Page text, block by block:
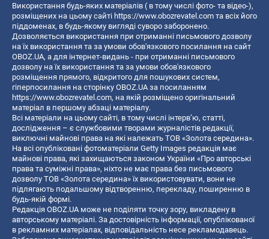
Використання будь-яких матеріалів ( в тому числі фото- та відео-),
розміщених на цьому сайті https://www.obozrevatel.com та всіх його
піддоменах, в будь-якому вигляді суворо заборонено.
Дозволяється використання при отриманні письмового дозволу
на їх використання та за умови обов'язкового посилання на сайт
OBOZ.UA, а для інтернет-видань - при отриманні письмового
дозволу на їх використання та за умови обов'язкового
розміщення прямого, відкритого для пошукових систем,
гіперпосилання на сторінку OBOZ.UA за посиланням
https://www.obozrevatel.com, на якій розміщено оригінальний
матеріал в першому абзаці матеріалу.
Всі матеріали на цьому сайті, в тому числі інтерв’ю, статті,
дослідження – є службовими творами журналістів редакції,
виключні майнові права на які належать ТОВ «Золота середина».
На всі опубліковані фотоматеріали Getty Images редакція має
майнові права, які захищаються законом України «Про авторські
права та суміжні права», ніхто не має права без письмового
дозволу ТОВ «Золота середина» їх використовувати, вони не
підлягають подальшому відтворенню, перекладу, поширенню в
будь-якій формі.
Редакція OBOZ.UA може не поділяти точку зору, викладену в
авторському матеріалі. За достовірність інформації, опублікованої
в рекламних матеріалах, відповідальність несе рекламодавець.